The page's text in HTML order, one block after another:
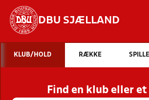
DBU SJÆLLAND
Hvad
INDHOLD
STILLINGER, RESULTATER,
KLUB/HOLD RÆKKE
Find en klub eller et